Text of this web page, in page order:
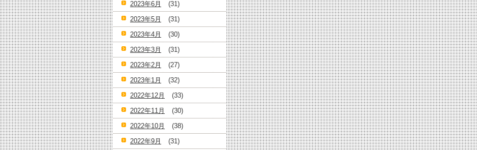
2023年6月
(31)
2023年5月
(31)
2023年4月
(30)
2023年3月
(31)
2023年2月
(27)
2023年1月
(32)
2022年12月
(33)
2022年11月
(30)
2022年10月
(38)
2022年9月
(31)